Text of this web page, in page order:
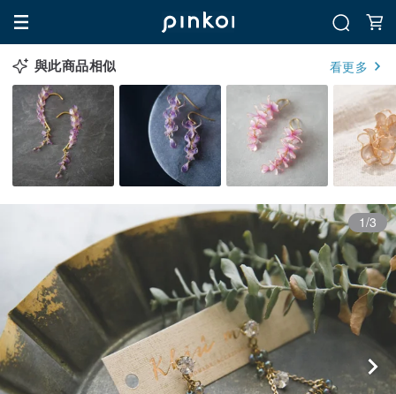
與此商品相似 看更多
1/3